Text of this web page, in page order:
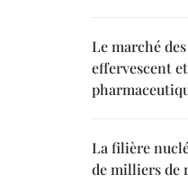
Le marché
effervescent
La filière
de milliers de